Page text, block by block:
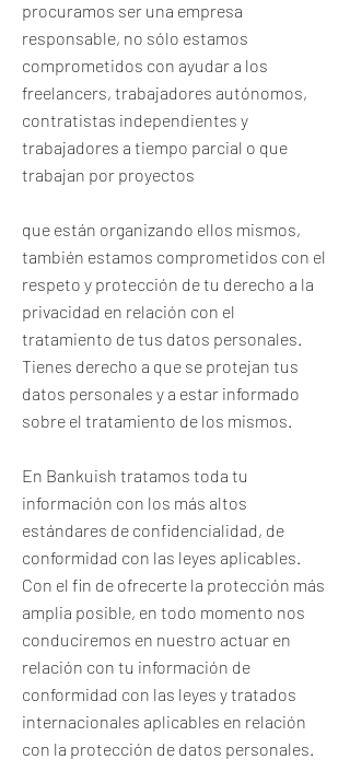
procuramos ser una empresa
responsable, no sólo estamos
comprometidos con ayudar a los
freelancers, trabajadores autónomos,
contratistas independientes y
trabajadores a tiempo parcial o que
trabajan por proyectos
que están organizando ellos mismos,
también estamos comprometidos con el
respeto y protección de tu derecho a la
privacidad en relación con el
tratamiento de tus datos personales.
Tienes derecho a que se protejan tus
datos personales y a estar informado
sobre el tratamiento de los mismos.
En Bankuish tratamos toda tu
información con los más altos
estándares de confidencialidad, de
conformidad con las leyes aplicables.
Con el fin de ofrecerte la protección más
amplia posible, en todo momento nos
conduciremos en nuestro actuar en
relación con tu información de
conformidad con las leyes y tratados
internacionales aplicables en relación
con la protección de datos personales.